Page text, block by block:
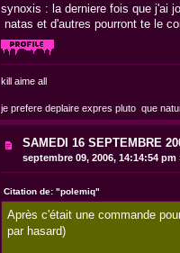
synoxis : la derniere fois que j'ai
natas et d'autres pourront te le
kill aime all
je prefere deplaire expres pluto que
SAMEDI 16 SEPTEMBRE
septembre 09, 2006, 14:14:54 pm
Citation de: "polemiq"
Après c'était une commande
par hasard)